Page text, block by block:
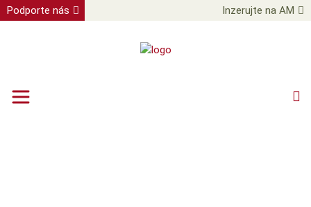
Podporte nás Inzerujte na AM